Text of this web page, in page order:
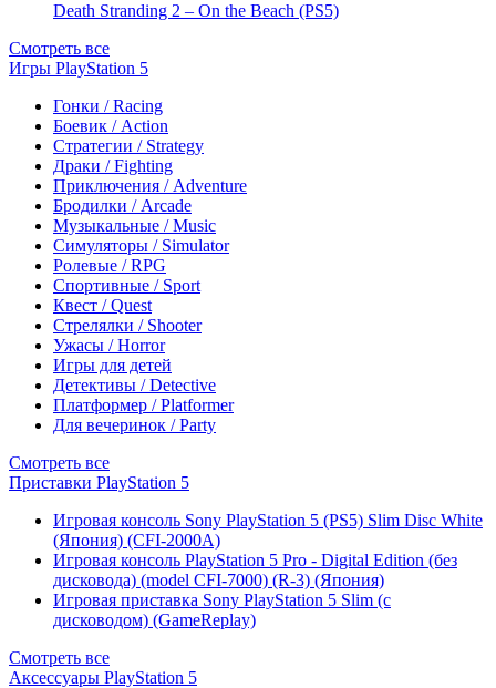
Death Stranding 2 – On the Beach (PS5)
Смотреть все
Игры PlayStation 5
Гонки / Racing
Боевик / Action
Стратегии / Strategy
Драки / Fighting
Приключения / Adventure
Бродилки / Arcade
Музыкальные / Music
Симуляторы / Simulator
Ролевые / RPG
Спортивные / Sport
Квест / Quest
Стрелялки / Shooter
Ужасы / Horror
Игры для детей
Детективы / Detective
Платформер / Platformer
Для вечеринок / Party
Смотреть все
Приставки PlayStation 5
Игровая консоль Sony PlayStation 5 (PS5) Slim Disc White
(Япония) (CFI-2000A)
Игровая консоль PlayStation 5 Pro - Digital Edition (без
дисковода) (model CFI-7000) (R-3) (Япония)
Игровая приставка Sony PlayStation 5 Slim (с
дисководом) (GameReplay)
Смотреть все
Аксессуары PlayStation 5